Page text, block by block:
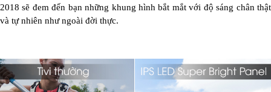
2018 sẽ đem đến bạn những khung hình bắt mắt với độ sáng chân thật
và tự nhiên như ngoài đời thực.